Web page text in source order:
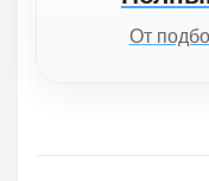
От